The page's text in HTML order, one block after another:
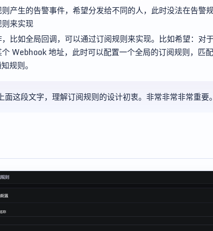
产生的告警事件，希望分发给不同的人，此时没法在告警
来实现
比如全局回调，可以通过订阅规则来实现。比如希望：对
Webhook 地址，此时可以配置一个全局的订阅规则，匹
规则。
面这段文字，理解订阅规则的设计初衷。非常非常非常重要。